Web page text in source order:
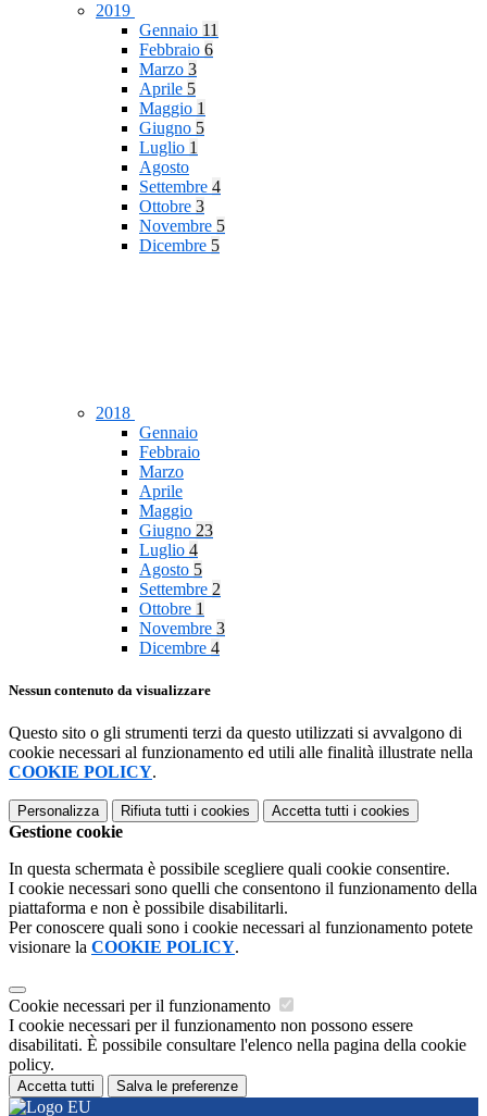
2019
Gennaio 11
Febbraio 6
Marzo 3
Aprile 5
Maggio 1
Giugno 5
Luglio 1
Agosto
Settembre 4
Ottobre 3
Novembre 5
Dicembre 5
2018
Gennaio
Febbraio
Marzo
Aprile
Maggio
Giugno 23
Luglio 4
Agosto 5
Settembre 2
Ottobre 1
Novembre 3
Dicembre 4
Nessun contenuto da visualizzare
Questo sito o gli strumenti terzi da questo utilizzati si avvalgono di
cookie necessari al funzionamento ed utili alle finalità illustrate nella
COOKIE POLICY.
Personalizza Rifiuta tutti i cookies Accetta tutti i cookies
Gestione cookie
In questa schermata è possibile scegliere quali cookie consentire.
I cookie necessari sono quelli che consentono il funzionamento della
piattaforma e non è possibile disabilitarli.
Per conoscere quali sono i cookie necessari al funzionamento potete
visionare la COOKIE POLICY.
Cookie necessari per il funzionamento
I cookie necessari per il funzionamento non possono essere
disabilitati. È possibile consultare l'elenco nella pagina della cookie
policy.
Accetta tutti Salva le preferenze